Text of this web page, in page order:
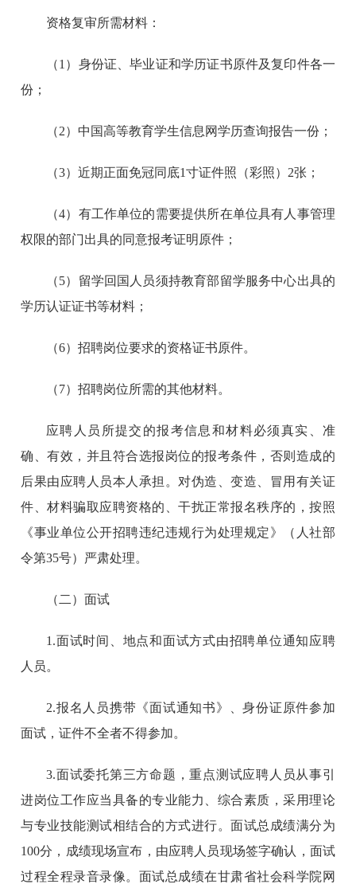
资格复审所需材料：
（1）身份证、毕业证和学历证书原件及复印件各一
份；
（2）中国高等教育学生信息网学历查询报告一份；
（3）近期正面免冠同底1寸证件照（彩照）2张；
（4）有工作单位的需要提供所在单位具有人事管理
权限的部门出具的同意报考证明原件；
（5）留学回国人员须持教育部留学服务中心出具的
学历认证证书等材料；
（6）招聘岗位要求的资格证书原件。
（7）招聘岗位所需的其他材料。
应聘人员所提交的报考信息和材料必须真实、准
确、有效，并且符合选报岗位的报考条件，否则造成的
后果由应聘人员本人承担。对伪造、变造、冒用有关证
件、材料骗取应聘资格的、干扰正常报名秩序的，按照
《事业单位公开招聘违纪违规行为处理规定》（人社部
令第35号）严肃处理。
（二）面试
1.面试时间、地点和面试方式由招聘单位通知应聘
人员。
2.报名人员携带《面试通知书》、身份证原件参加
面试，证件不全者不得参加。
3.面试委托第三方命题，重点测试应聘人员从事引
进岗位工作应当具备的专业能力、综合素质，采用理论
与专业技能测试相结合的方式进行。面试总成绩满分为
100分，成绩现场宣布，由应聘人员现场签字确认，面试
过程全程录音录像。面试总成绩在甘肃省社会科学院网